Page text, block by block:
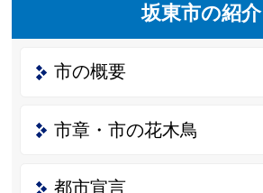
坂東市の紹介
市の概要
市章・市の花木鳥
都市宣言